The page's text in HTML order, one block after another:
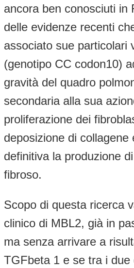
ancora ben conosciuti in
delle evidenze recenti
associato sue particolari
(genotipo CC codon10)
gravità del quadro
secondaria alla sua
proliferazione dei
deposizione di collagene
definitiva la produzione
fibroso.
Scopo di questa ricerca
clinico di MBL2, già in
ma senza arrivare a
TGFbeta 1 e se tra i due